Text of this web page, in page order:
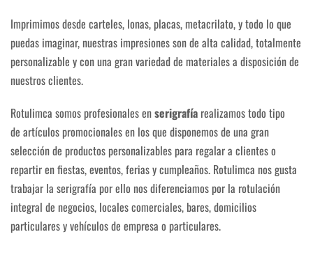
Imprimimos desde carteles, lonas, placas, metacrilato, y todo lo que
puedas imaginar, nuestras impresiones son de alta calidad, totalmente
personalizable y con una gran variedad de materiales a disposición de
nuestros clientes.
Rotulimca somos profesionales enserigrafía realizamos todo tipo
de artículos promocionales en los que disponemos de una gran
selección de productos personalizables para regalar a clientes o
repartir en fiestas, eventos, ferias y cumpleaños. Rotulimca nos gusta
trabajar la serigrafía por ello nos diferenciamos por la rotulación
integral de negocios, locales comerciales, bares, domicilios
particulares y vehículos de empresa o particulares.